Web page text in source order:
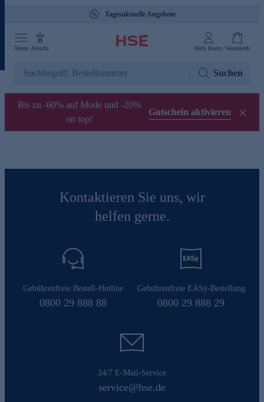
Tagesaktuelle Angebote
Menü Ansicht Mein Konto Warenkorb
Suchen
Bis zu -60% auf Mode und -20%
on top!
Gutschein aktivieren
Kontaktieren Sie uns, wir
helfen gerne.
Gebührenfreie Bestell-Hotline
0800 29 888 88
Gebührenfreie EASy-Bestellung
0800 29 888 29
24/7 E-Mail-Service
service@hse.de